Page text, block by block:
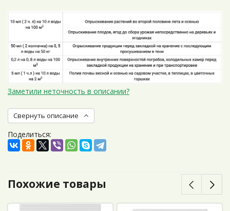
Заметили неточность в описании?
Свернуть описание
Поделиться:
Похожие товары